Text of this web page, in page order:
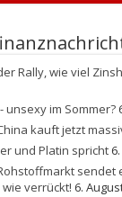
Rally, wie viel
unsexy im Sommer?
kauft jetzt
und Platin spricht
sendet
verrückt! 6.